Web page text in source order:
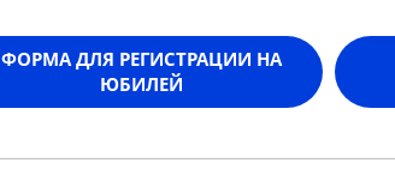
ФОРМА ДЛЯ РЕГИСТРАЦИИ НА
ЮБИЛЕЙ